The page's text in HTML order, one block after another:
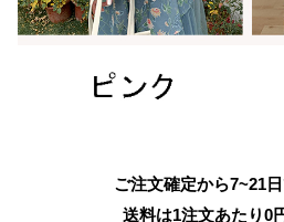
ご注文確定から7~21
送料は1注文あたり0